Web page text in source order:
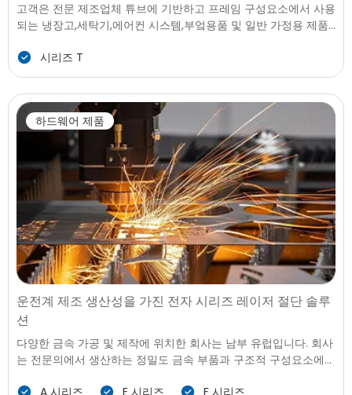
고객은 전문 제조업체 튜브에 기반하고 프레임 구성요소에서 사용
되는 냉장고,세탁기,에어컨 시스템,부엌용품 및 일반 가정용 제품
리어 구조,금속 튜브-기반으로 어셈블리입니다. 더 많은 어플라이
언스 모델을 향해 이동이 가볍고,모듈,시각 세련된 디자인,공장에
필요한 빠르고 정확한 방법을 처리를 위해 튜브와 프로필에 있습
니다.
시리즈 T
하드웨어 제품
운전계 제조 생산성을 가진 전자 시리즈 레이저 절단 솔루
션
다양한 금속 가공 및 제작에 위치한 회사는 남부 유럽입니다. 회사
는 전문의에서 생산하는 정밀도 금속 부품과 구조적 구성요소에